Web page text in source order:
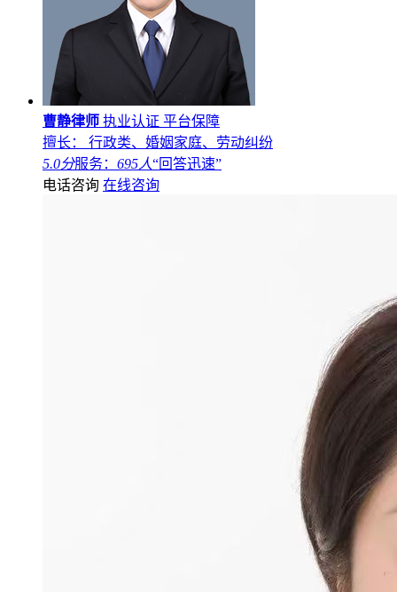
曹静律师 执业认证 平台保障
擅长： 行政类、婚姻家庭、劳动纠纷
5.0分服务： 695人“回答迅速”
电话咨询 在线咨询